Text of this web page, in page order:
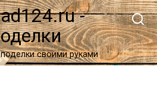
-
своими руками